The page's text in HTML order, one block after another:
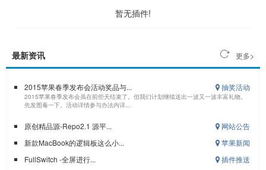
暂无插件!
最新资讯 更多>
2015苹果春季发布会活动奖品与... 抽奖活动
2015苹果春季发布会虽在前些天结束了。但我们计划继续送出一波又一波丰富礼物。
先发图毒一下。活动详情参与办法内详...
原创精品源-Repo2.1 源平...
网站公告
新款MacBook的逻辑板这么小...
苹果新闻
FullSwitch -全屏进行...
插件推送